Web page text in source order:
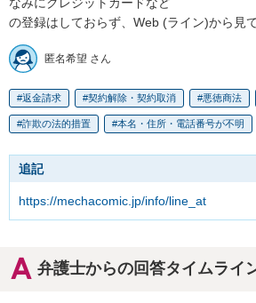
なみにクレジットカードなど
の登録はしておらず、Web (ライン)から見て
匿名希望 さん
返金請求 契約解除・契約取消 悪徳商法
詐欺の法的措置 本名・住所・電話番号が不明
追記
https://mechacomic.jp/info/line_at
弁護士からの回答タイムライ